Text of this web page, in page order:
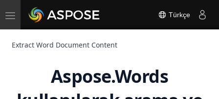
Toggle
navigation
Türkçe
Extract Word Document Content
Aspose.Words